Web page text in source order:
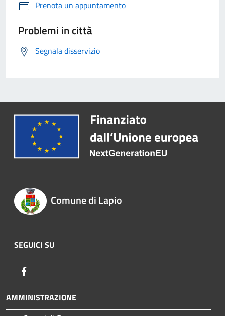
Prenota un appuntamento
Problemi in città
Segnala disservizio
Comune di Lapio
SEGUICI SU
AMMINISTRAZIONE